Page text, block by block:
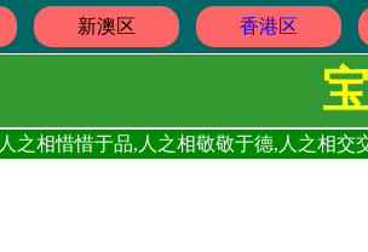
新澳区 香港区
人之相惜惜于品,人之相敬敬于德,人之相